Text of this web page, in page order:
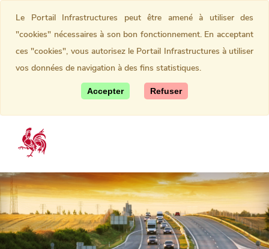
Le Portail Infrastructures peut être amené à utiliser des
"cookies" nécessaires à son bon fonctionnement. En acceptant
ces "cookies", vous autorisez le Portail Infrastructures à utiliser
vos données de navigation à des fins statistiques.
Accepter Refuser